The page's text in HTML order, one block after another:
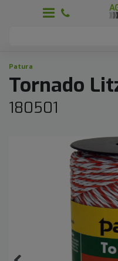
Patura
Tornado
180501